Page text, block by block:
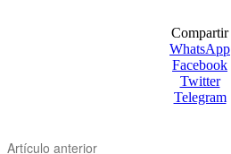
Compartir
WhatsApp
Facebook
Twitter
Telegram
Artículo anterior